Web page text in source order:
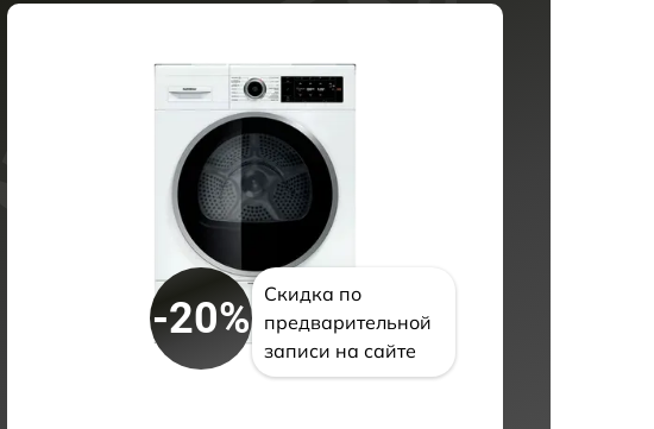
-20%
Скидка по
предварительной
записи на сайте